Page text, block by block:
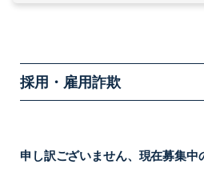
採用・雇用詐欺
申し訳ございません、現在募集中